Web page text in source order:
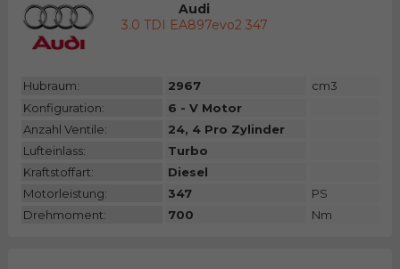
Audi
3.0 TDI EA897evo2 347
Hubraum: 2967
cm3
Konfiguration:
6 - V Motor
Anzahl Ventile:
24, 4 Pro Zylinder
Lufteinlass:
Turbo
Kraftstoffart:
Diesel
Motorleistung:
347
PS
Drehmoment:
700 Nm